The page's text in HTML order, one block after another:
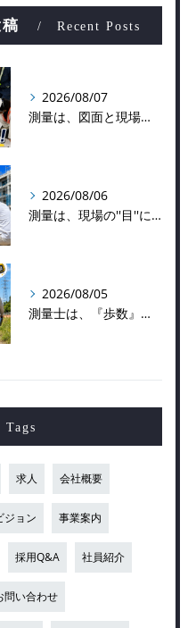
Recent Posts
2026/08/07
測量は、図面と現場をつなぐ仕事！
2026/08/06
測量は、現場の''目''になる仕事！？
2026/08/05
測量士は、『歩数』も大事！？
Tags
求人 会社概要
ジョン 事業案内
採用Q&A 社員紹介
問い合わせ